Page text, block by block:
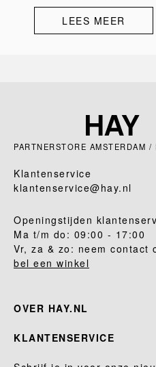
LEES MEER
PARTNERSTORE AMSTERDAM /
Klantenservice
klantenservice@hay.nl
Openingstijden
Ma t/m do: 09:00 - 17:00
Vr, za & zo: neem contact
bel een winkel
OVER HAY.NL
KLANTENSERVICE